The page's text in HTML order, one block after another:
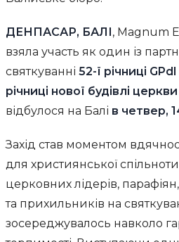
ДЕНПАСАР, БАЛІ, Magnum
взяла участь як один із
святкуванні 52-ї річниці
річниці нової будівлі
відбулося на Балі в четвер,
Захід став моментом
для християнської
церковних лідерів,
та прихильників на
зосереджувалось навколо